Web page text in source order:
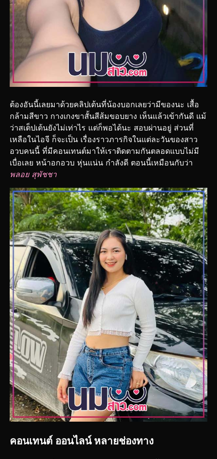
ต้องอันนี้เลยมาด้วยคลิปเต้นที่น้องบอกเลยว่ามีของนะ เสื้อ
กล้ามสีขาว กางเกงขาสั้นสีส้มขอบยาง เห็นแล้วเข้ากันดี แม้
ว่าสเต็ปเต้นยังไม่เท่าไร แต่ก็พอได้นะ สอบผ่านอยู่ ส่วนที่
เหลือในไอจี ก็จะเป็น เรื่องราวภารกิจในแต่ละวันของสาว
อวบคนนี้ ที่มีคอนเทนต์มาให้เราติดตามกันตลอดแบบไม่มี
เบื่อเลย หน้าอกอวบ หุ่นแน่น กำลังดี ตอนนี้เหมือนกับว่า
พลอย สุพัชชา
คอนเทนต์ ออนไลน์ หลายช่องทาง